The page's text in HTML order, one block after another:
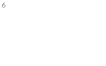
6